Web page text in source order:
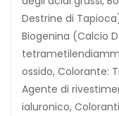
Destrine di
Biogenina (Calcio
ossido, Colorante:
Agente di
ialuronico,